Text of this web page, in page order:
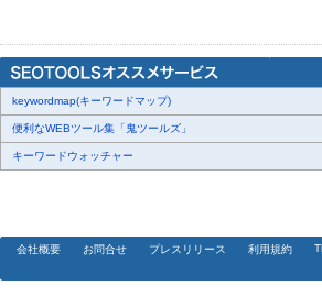
SEOツール『パスカル』について
「パスカル」は、誰でも一定の定量数
キーワード選定から競合サイトの調査
能」で作業リソースも大幅短縮できる
また、AI Overviews調査もでき、次世
上級者まで幅広く活用できるツールとな
4日間の無料体験をご用意しております
[画像2:https://prcdn.freetls.fastly.net/
keywordmap(キーワードマップ)
便利なWEBツール集「鬼ツールズ」
キーワードウォッチャー
会社概要 お問合せ プレスリリース 利用規約